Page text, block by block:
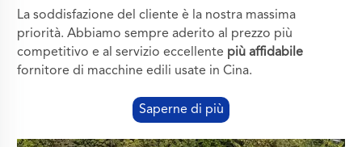
La soddisfazione del cliente è la nostra massima
priorità. Abbiamo sempre aderito al prezzo più
competitivo e al servizio eccellente più affidabile
fornitore di macchine edili usate in Cina.
Saperne di più